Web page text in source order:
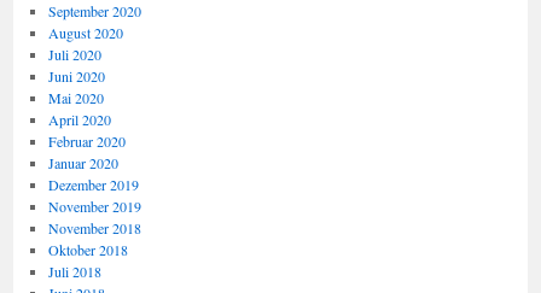
September 2020
August 2020
Juli 2020
Juni 2020
Mai 2020
April 2020
Februar 2020
Januar 2020
Dezember 2019
November 2019
November 2018
Oktober 2018
Juli 2018